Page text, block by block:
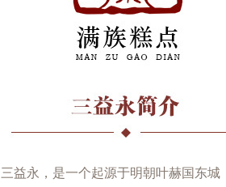
三益永，是一个起源于明朝叶赫国东城